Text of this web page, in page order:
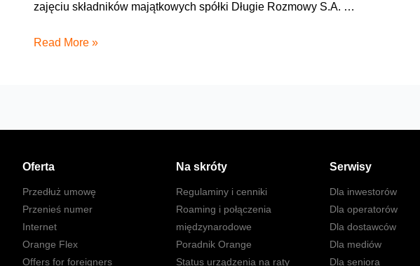
zajęciu składników majątkowych spółki Długie Rozmowy S.A. …
ąd
z
MNI
Read More »
Oferta
Przedłuż umowę
Przenieś numer
Internet
Orange Flex
Offers for foreigners
Na skróty
Regulaminy i cenniki
Roaming i połączenia
międzynarodowe
Poradnik Orange
Status urządzenia na raty
Serwisy
Dla inwestorów
Dla operatorów
Dla dostawców
Dla mediów
Dla seniora